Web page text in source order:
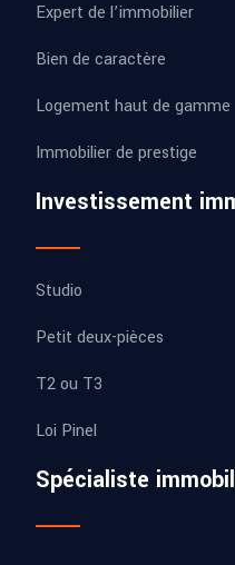
Expert de l’immobilier
Bien de caractère
Logement haut de gamme
Immobilier de prestige
Investissement
Studio
Petit deux-pièces
T2 ou T3
Loi Pinel
Spécialiste